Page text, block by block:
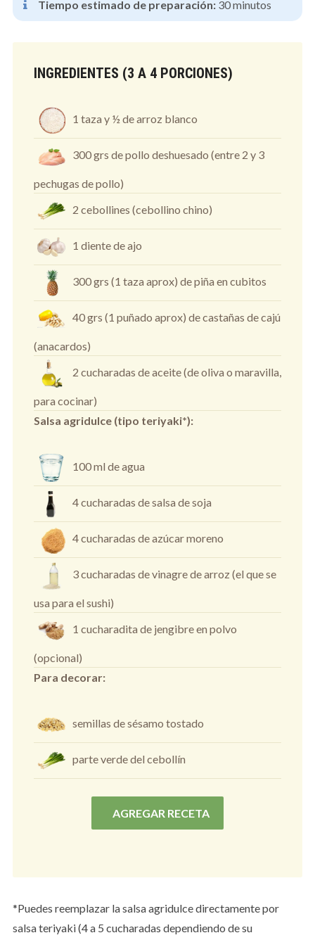
Tiempo estimado de preparación:30 minutos
INGREDIENTES (3 A 4 PORCIONES)
1 taza y ½ de arroz blanco
300 grs de pollo deshuesado (entre 2 y 3
pechugas de pollo)
2 cebollines (cebollino chino)
1 diente de ajo
300 grs (1 taza aprox) de piña en cubitos
40 grs (1 puñado aprox) de castañas de cajú
(anacardos)
2 cucharadas de aceite (de oliva o maravilla,
para cocinar)
Salsa agridulce (tipo teriyaki*):
100 ml de agua
4 cucharadas de salsa de soja
4 cucharadas de azúcar moreno
3 cucharadas de vinagre de arroz (el que se
usa para el sushi)
1 cucharadita de jengibre en polvo
(opcional)
Para decorar:
semillas de sésamo tostado
parte verde del cebollín
AGREGAR RECETA
*Puedes reemplazar la salsa agridulce directamente por
salsa teriyaki (4 a 5 cucharadas dependiendo de su